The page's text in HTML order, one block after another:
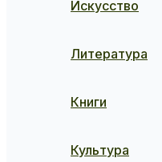
Искусство
Литература
Книги
Культура